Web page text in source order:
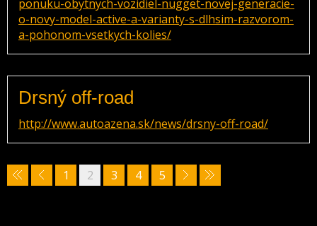
ponuku-obytnych-vozidiel-nugget-novej-generacie-
o-novy-model-active-a-varianty-s-dlhsim-razvorom-
a-pohonom-vsetkych-kolies/
Drsný off-road
http://www.autoazena.sk/news/drsny-off-road/
1 2 3 4 5